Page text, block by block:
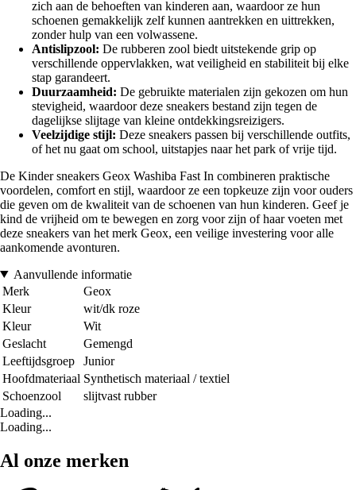
zich aan de behoeften van kinderen aan, waardoor ze hun
schoenen gemakkelijk zelf kunnen aantrekken en uittrekken,
zonder hulp van een volwassene.
Antislipzool: De rubberen zool biedt uitstekende grip op
verschillende oppervlakken, wat veiligheid en stabiliteit bij elke
stap garandeert.
Duurzaamheid: De gebruikte materialen zijn gekozen om hun
stevigheid, waardoor deze sneakers bestand zijn tegen de
dagelijkse slijtage van kleine ontdekkingsreizigers.
Veelzijdige stijl: Deze sneakers passen bij verschillende outfits,
of het nu gaat om school, uitstapjes naar het park of vrije tijd.
De Kinder sneakers Geox Washiba Fast In combineren praktische
voordelen, comfort en stijl, waardoor ze een topkeuze zijn voor ouders
die geven om de kwaliteit van de schoenen van hun kinderen. Geef je
kind de vrijheid om te bewegen en zorg voor zijn of haar voeten met
deze sneakers van het merk Geox, een veilige investering voor alle
aankomende avonturen.
Aanvullende informatie
Merk
Geox
Kleur
wit/dk roze
Kleur
Wit
Geslacht
Gemengd
Leeftijdsgroep
Junior
Hoofdmateriaal Synthetisch materiaal / textiel
Schoenzool
slijtvast rubber
Loading...
Loading...
Al onze merken